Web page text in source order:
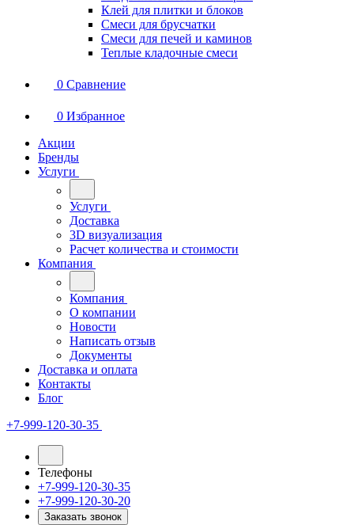
Клей для плитки и блоков
Смеси для брусчатки
Смеси для печей и каминов
Теплые кладочные смеси
0 Сравнение
0 Избранное
Акции
Бренды
Услуги
Услуги
Доставка
3D визуализация
Расчет количества и стоимости
Компания
Компания
О компании
Новости
Написать отзыв
Документы
Доставка и оплата
Контакты
Блог
+7-999-120-30-35
Телефоны
+7-999-120-30-35
+7-999-120-30-20
Заказать звонок